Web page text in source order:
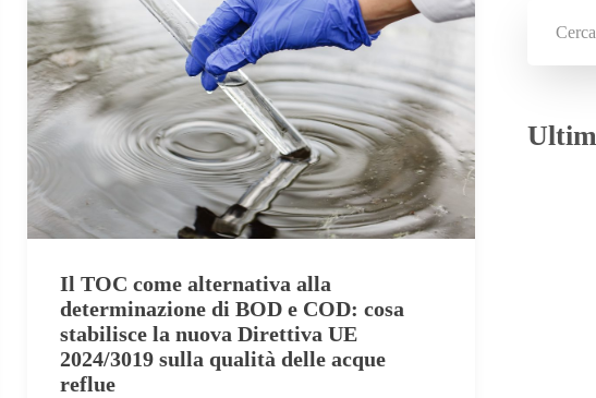
Il TOC come alternativa alla
determinazione di BOD e COD: cosa
stabilisce la nuova Direttiva UE
2024/3019 sulla qualità delle acque
reflue